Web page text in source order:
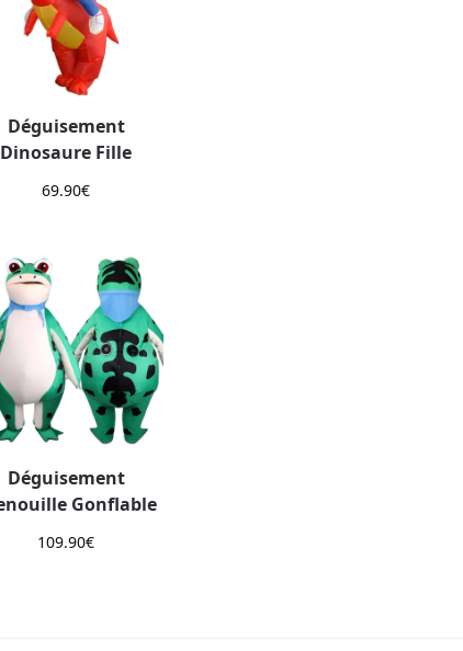
Déguisement
Dinosaure Fille
69.90€
Déguisement
Gonflable
109.90€